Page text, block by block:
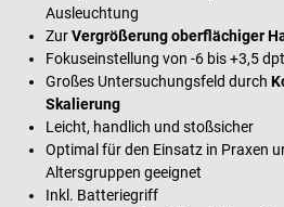
Ausleuchtung
ZurVergrößerung oberflächiger
Fokuseinstellung von -6 bis +3,5 dpt
Großes Untersuchungsfeld durch
Skalierung
Leicht, handlich und stoßsicher
Optimal für den Einsatz in Praxen
Altersgruppen geeignet
Inkl. Batteriegriff